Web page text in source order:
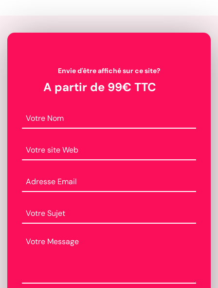
Envie d'être affiché sur ce site?
A partir de 99€ TTC